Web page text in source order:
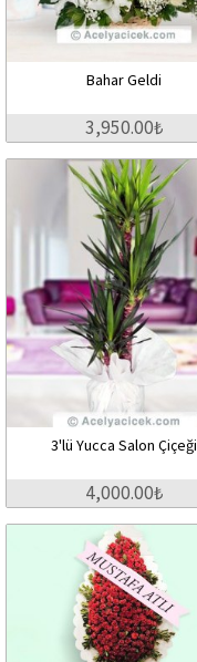
Bahar Geldi
3,950.00₺
3'lü Yucca Salon Çiçeği
4,000.00₺